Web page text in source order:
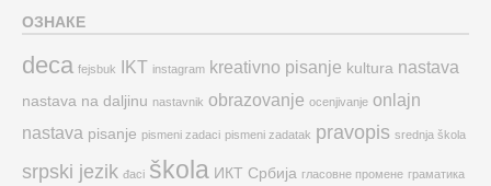
ОЗНАКЕ
deca fejsbuk IKT instagram kreativno pisanje kultura nastava
nastava na daljinu nastavnik obrazovanje ocenjivanje onlajn
nastava pisanje pismeni zadaci pismeni zadatak pravopis srednja škola
srpski jezik đaci škola ИКТ Србија гласовне промене граматика